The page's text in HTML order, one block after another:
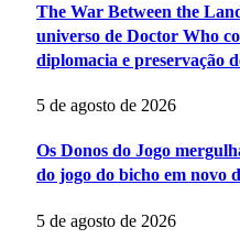
The War Between the
universo de Doctor Who
diplomacia e preservação
5 de agosto de 2026
Os Donos do Jogo
do jogo do bicho em novo
5 de agosto de 2026